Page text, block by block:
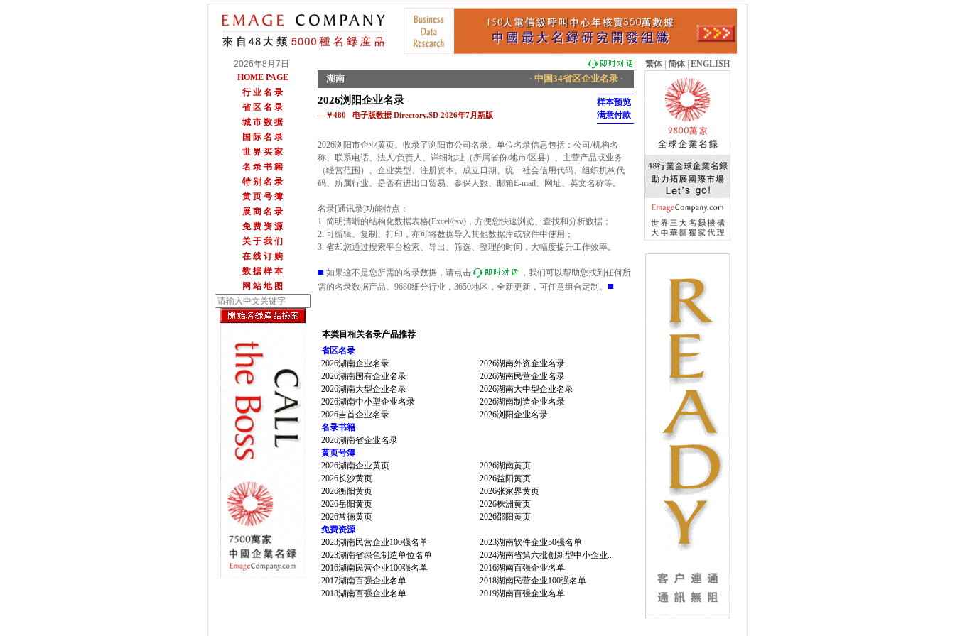
2026年8月7日 繁体 简体 ENGLISH
HOME PAGE
行 业 名 录
省 区 名 录
城 市 数 据
国 际 名 录
世 界 买 家
名 录 书 籍
特 别 名 录
黄 页 号 簿
展 商 名 录
免 费 资 源
关 于 我 们
在 线 订 购
数 据 样 本
网 站 地 图
湖南 · 中国34省区企业名录 ·
2026浏阳企业名录
—￥480 电子版数据 Directory.SD 2026年7月新版
样本预览
满意付款
2026浏阳市企业黄页。收录了浏阳市公司名录。单位名录信息包括：公司/机构名
称、联系电话、法人/负责人、详细地址（所属省份/地市/区县）、主营产品或业务
（经营范围）、企业类型、注册资本、成立日期、统一社会信用代码、组织机构代
码、所属行业、是否有进出口贸易、参保人数、邮箱E-mail、网址、英文名称等。
名录[通讯录]功能特点：
1. 简明清晰的结构化数据表格(Excel/csv)，方便您快速浏览、查找和分析数据；
2. 可编辑、复制、打印，亦可将数据导入其他数据库或软件中使用；
3. 省却您通过搜索平台检索、导出、筛选、整理的时间，大幅度提升工作效率。
■ 如果这不是您所需的名录数据，请点击
，我们可以帮助您找到任何所
需的名录数据产品。9680细分行业，3650地区，全新更新，可任意组合定制。 ■
本类目相关名录产品推荐
省区名录
2026湖南企业名录
2026湖南外资企业名录
2026湖南国有企业名录
2026湖南民营企业名录
2026湖南大型企业名录
2026湖南大中型企业名录
2026湖南中小型企业名录
2026湖南制造企业名录
2026吉首企业名录
2026浏阳企业名录
名录书籍
2026湖南省企业名录
黄页号簿
2026湖南企业黄页
2026湖南黄页
2026长沙黄页
2026益阳黄页
2026衡阳黄页
2026张家界黄页
2026岳阳黄页
2026株洲黄页
2026常德黄页
2026邵阳黄页
免费资源
2023湖南民营企业100强名单
2023湖南软件企业50强名单
2023湖南省绿色制造单位名单
2024湖南省第六批创新型中小企业...
2016湖南民营企业100强名单
2016湖南百强企业名单
2017湖南百强企业名单
2018湖南民营企业100强名单
2018湖南百强企业名单
2019湖南百强企业名单